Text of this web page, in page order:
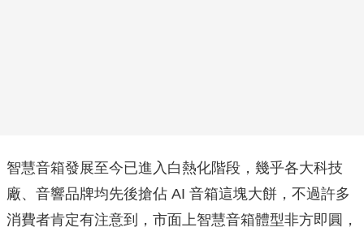
智慧音箱發展至今已進入白熱化階段，幾乎各大科技
廠、音響品牌均先後搶佔 AI 音箱這塊大餅，不過許多
消費者肯定有注意到，市面上智慧音箱體型非方即圓，